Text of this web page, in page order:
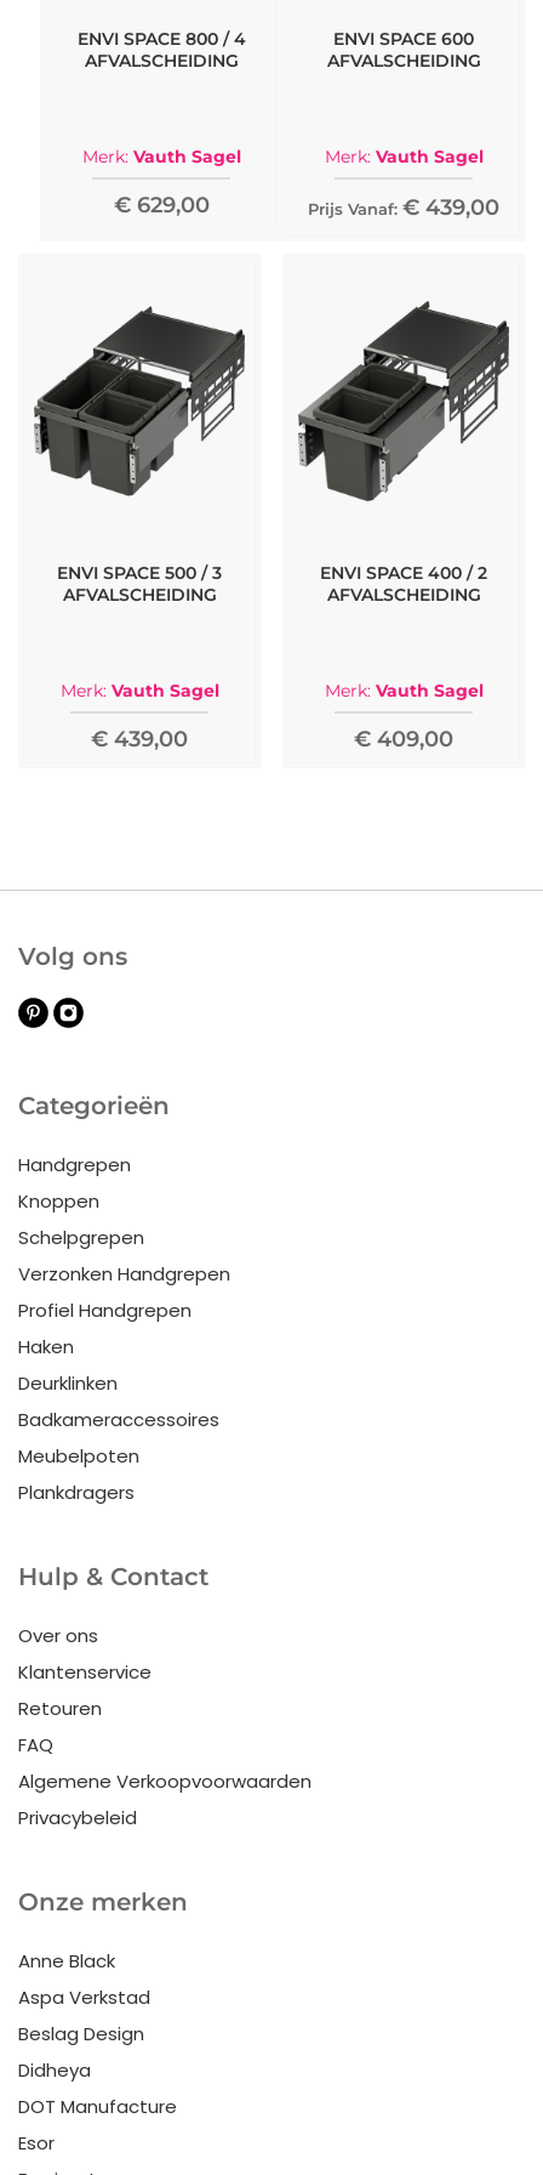
zijn ontwikkeld voor regelmatig gebruik, met
stabiele constructies en zorgvuldig doordachte
Hoewel het merk ook andere opbergoplossingen
produceert, zoals uittrekbare planken en
ENVI SPACE 800 / 4
AFVALSCHEIDING
Merk: Vauth Sagel
€ 629,00
ENVI SPACE 600
AFVALSCHEIDING
Merk: Vauth Sagel
Prijs Vanaf: € 439,00
ENVI SPACE 500 / 3
AFVALSCHEIDING
Merk: Vauth Sagel
€ 439,00
ENVI SPACE 400 / 2
AFVALSCHEIDING
Merk: Vauth Sagel
€ 409,00
Categorieën
Handgrepen
Knoppen
Schelpgrepen
Verzonken Handgrepen
Profiel Handgrepen
Haken
Deurklinken
Badkameraccessoires
Meubelpoten
Plankdragers
Hulp & Contact
Over ons
Klantenservice
Retouren
FAQ
Algemene Verkoopvoorwaarden
Privacybeleid
Onze merken
Anne Black
Aspa Verkstad
Beslag Design
Didheya
DOT Manufacture
Esor
Volg ons